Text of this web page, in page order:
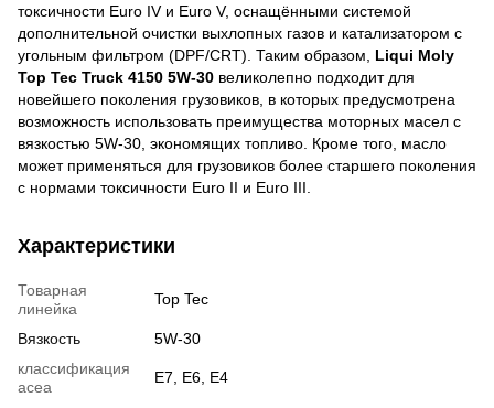
токсичности Euro IV и Euro V, оснащёнными системой
дополнительной очистки выхлопных газов и катализатором с
угольным фильтром (DPF/CRT). Таким образом, Liqui Moly
Top Tec Truck 4150 5W-30 великолепно подходит для
новейшего поколения грузовиков, в которых предусмотрена
возможность использовать преимущества моторных масел с
вязкостью 5W-30, экономящих топливо. Кроме того, масло
может применяться для грузовиков более старшего поколения
с нормами токсичности Euro II и Euro III.
Характеристики
Товарная
линейка
Top Tec
Вязкость
5W-30
классификация
acea
E7, E6, E4